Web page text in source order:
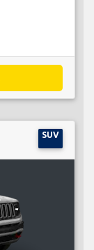
SUV